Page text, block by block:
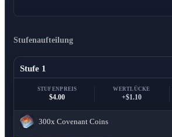
Stufenaufteilung
Stufe 1
STUFENPREIS
$4.00
WERTLÜCKE
+$1.10
300x Covenant Coins